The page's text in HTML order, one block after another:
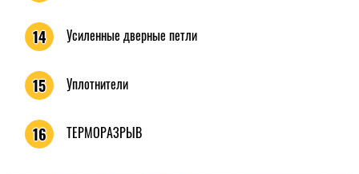
14 Усиленные дверные петли
15 Уплотнители
16 ТЕРМОРАЗРЫВ